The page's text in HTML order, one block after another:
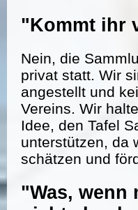
"Kommt ihr
Nein, die
privat statt. Wir
angestellt und
Vereins. Wir
Idee, den Tafel
unterstützen, da
schätzen und
"Was, wenn